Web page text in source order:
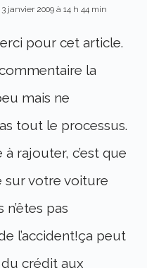
janvier 2009 à 14 h 44 min
pour cet article.
la
mais ne
tout le processus.
à rajouter, c’est que
sur votre voiture
pas
l’accident!ça peut
crédit aux